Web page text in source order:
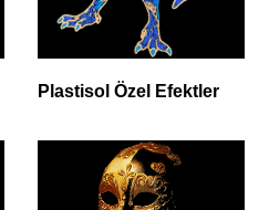
Plastisol Özel Efektler